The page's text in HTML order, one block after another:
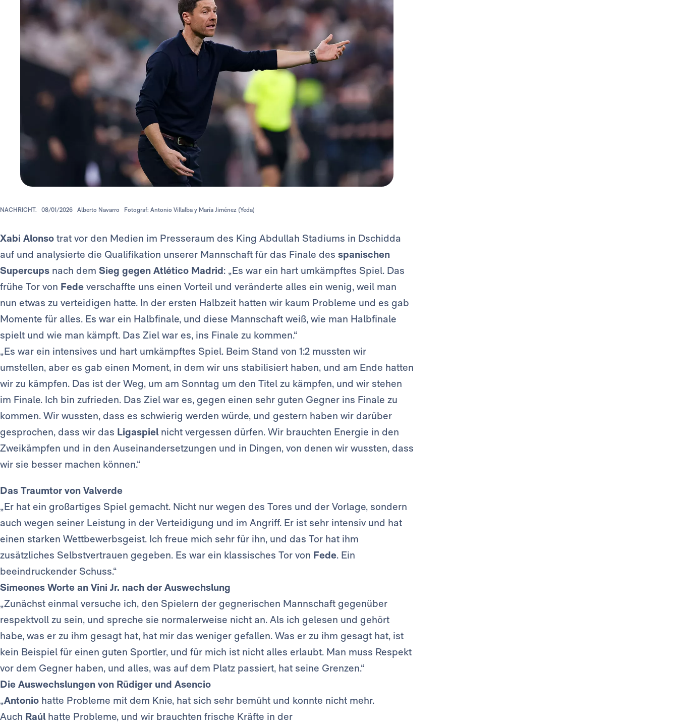
NACHRICHT. 08/01/2026 Alberto Navarro Fotograf: Antonio Villalba y María Jiménez (Yeda)
Xabi Alonso trat vor den Medien im Presseraum des King Abdullah Stadiums in Dschidda
auf und analysierte die Qualifikation unserer Mannschaft für das Finale des spanischen
Supercups nach dem Sieg gegen Atlético Madrid: „Es war ein hart umkämpftes Spiel. Das
frühe Tor von Fede verschaffte uns einen Vorteil und veränderte alles ein wenig, weil man
nun etwas zu verteidigen hatte. In der ersten Halbzeit hatten wir kaum Probleme und es gab
Momente für alles. Es war ein Halbfinale, und diese Mannschaft weiß, wie man Halbfinale
spielt und wie man kämpft. Das Ziel war es, ins Finale zu kommen.“
„Es war ein intensives und hart umkämpftes Spiel. Beim Stand von 1:2 mussten wir
umstellen, aber es gab einen Moment, in dem wir uns stabilisiert haben, und am Ende hatten
wir zu kämpfen. Das ist der Weg, um am Sonntag um den Titel zu kämpfen, und wir stehen
im Finale. Ich bin zufrieden. Das Ziel war es, gegen einen sehr guten Gegner ins Finale zu
kommen. Wir wussten, dass es schwierig werden würde, und gestern haben wir darüber
gesprochen, dass wir das Ligaspiel nicht vergessen dürfen. Wir brauchten Energie in den
Zweikämpfen und in den Auseinandersetzungen und in Dingen, von denen wir wussten, dass
wir sie besser machen können.“
Das Traumtor von Valverde
„Er hat ein großartiges Spiel gemacht. Nicht nur wegen des Tores und der Vorlage, sondern
auch wegen seiner Leistung in der Verteidigung und im Angriff. Er ist sehr intensiv und hat
einen starken Wettbewerbsgeist. Ich freue mich sehr für ihn, und das Tor hat ihm
zusätzliches Selbstvertrauen gegeben. Es war ein klassisches Tor von Fede. Ein
beeindruckender Schuss.“
Simeones Worte an Vini Jr. nach der Auswechslung
„Zunächst einmal versuche ich, den Spielern der gegnerischen Mannschaft gegenüber
respektvoll zu sein, und spreche sie normalerweise nicht an. Als ich gelesen und gehört
habe, was er zu ihm gesagt hat, hat mir das weniger gefallen. Was er zu ihm gesagt hat, ist
kein Beispiel für einen guten Sportler, und für mich ist nicht alles erlaubt. Man muss Respekt
vor dem Gegner haben, und alles, was auf dem Platz passiert, hat seine Grenzen.“
Die Auswechslungen von Rüdiger und Asencio
„Antonio hatte Probleme mit dem Knie, hat sich sehr bemüht und konnte nicht mehr.
Auch Raúl hatte Probleme, und wir brauchten frische Kräfte in der